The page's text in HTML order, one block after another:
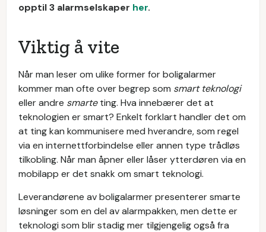
opptil 3 alarmselskaper her.
Viktig å vite
Når man leser om ulike former for boligalarmer
kommer man ofte over begrep som smart teknologi
eller andre smarteting. Hva innebærer det at
teknologien er smart? Enkelt forklart handler det om
at ting kan kommunisere med hverandre, som regel
via en internettforbindelse eller annen type trådløs
tilkobling. Når man åpner eller låser ytterdøren via en
mobilapp er det snakk om smart teknologi.
Leverandørene av boligalarmer presenterer smarte
løsninger som en del av alarmpakken, men dette er
teknologi som blir stadig mer tilgjengelig også fra